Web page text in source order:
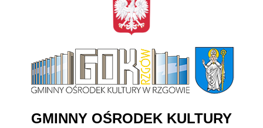
GMINNY OŚRODEK KULTURY